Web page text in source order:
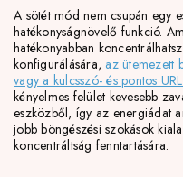
A sötét mód nem csupán egy
hatékonyságnövelő funkció.
hatékonyabban
konfigurálására, az ütemezett
vagy a kulcsszó- és pontos
kényelmes felület kevesebb
eszközből, így az energiádat
jobb böngészési szokások
koncentráltság fenntartására.